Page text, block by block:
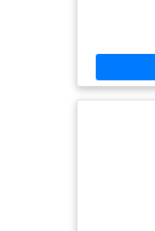
dans les
connect
et plus